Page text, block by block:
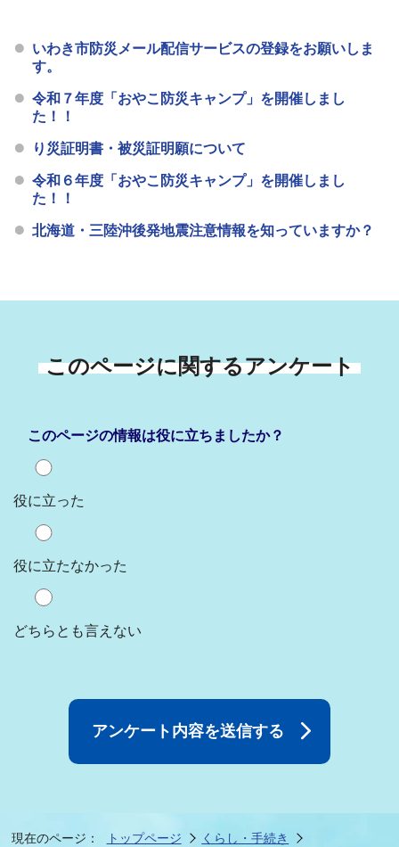
いわき市防災メール配信サービスの登録をお願いしま
す。
令和７年度「おやこ防災キャンプ」を開催しまし
た！！
り災証明書・被災証明願について
令和６年度「おやこ防災キャンプ」を開催しまし
た！！
北海道・三陸沖後発地震注意情報を知っていますか？
このページに関するアンケート
このページの情報は役に立ちましたか？
役に立った
役に立たなかった
どちらとも言えない
現在のページ： トップページ
くらし・手続き